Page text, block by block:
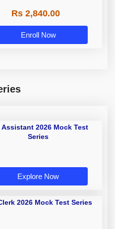
Rs 2,840.00
Enroll Now
Assistant 2026 Mock Test
Series
Explore Now
2026 Mock Test Series